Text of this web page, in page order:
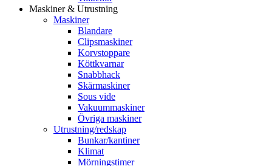
Maskiner & Utrustning
Maskiner
Blandare
Clipsmaskiner
Korvstoppare
Köttkvarnar
Snabbhack
Skärmaskiner
Sous vide
Vakuummaskiner
Övriga maskiner
Utrustning/redskap
Bunkar/kantiner
Klimat
Mörningstimer